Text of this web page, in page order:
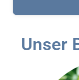
Unser